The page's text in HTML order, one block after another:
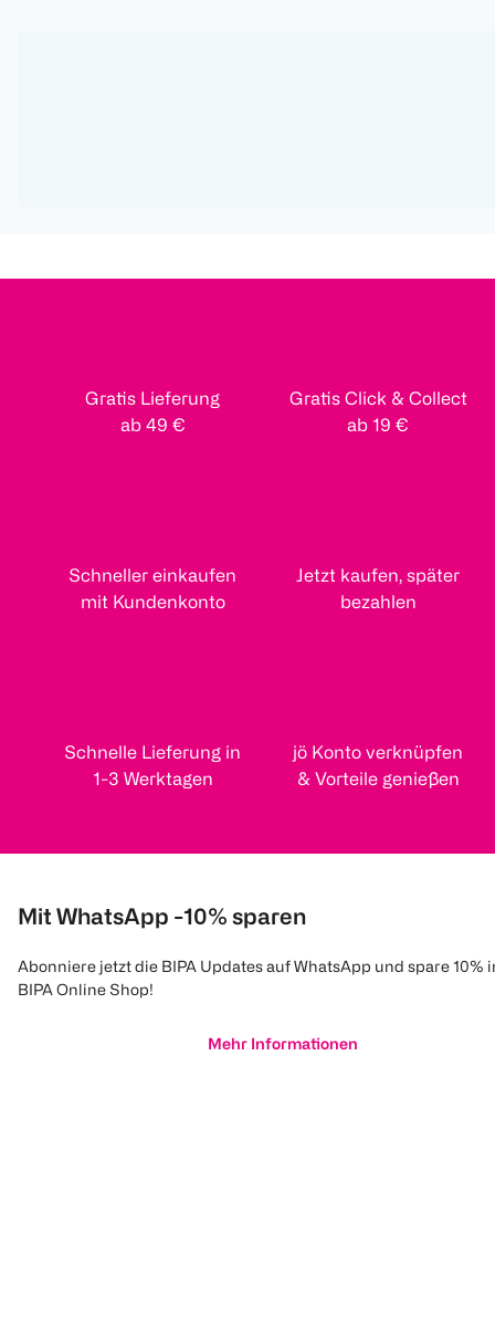
Gratis Lieferung
ab 49 €
Gratis Click & Collect
ab 19 €
Schneller einkaufen
mit Kundenkonto
Jetzt kaufen, später
bezahlen
Schnelle Lieferung in
1-3 Werktagen
jö Konto verknüpfen
& Vorteile genießen
Mit WhatsApp -10% sparen
Abonniere jetzt die BIPA Updates auf WhatsApp und spare 10%
BIPA Online Shop!
Mehr Informationen